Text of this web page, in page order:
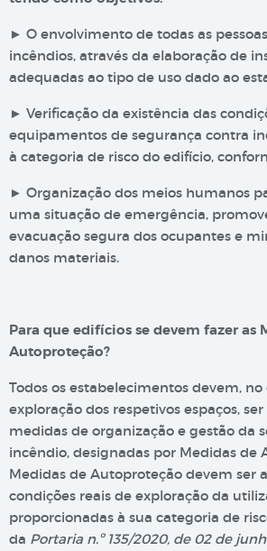
► O envolvimento de todas as
incêndios, através da elaboração de
adequadas ao tipo de uso dado ao
► Verificação da existência das
equipamentos de segurança contra
à categoria de risco do edifício,
► Organização dos meios humanos
uma situação de emergência,
evacuação segura dos ocupantes e
danos materiais.
Para que edifícios se devem fazer as
Autoproteção?
Todos os estabelecimentos devem, no
exploração dos respetivos espaços,
medidas de organização e gestão da
incêndio, designadas por Medidas de
Medidas de Autoproteção devem ser
condições reais de exploração da
proporcionadas à sua categoria de
da Portaria n.º 135/2020, de 02 de